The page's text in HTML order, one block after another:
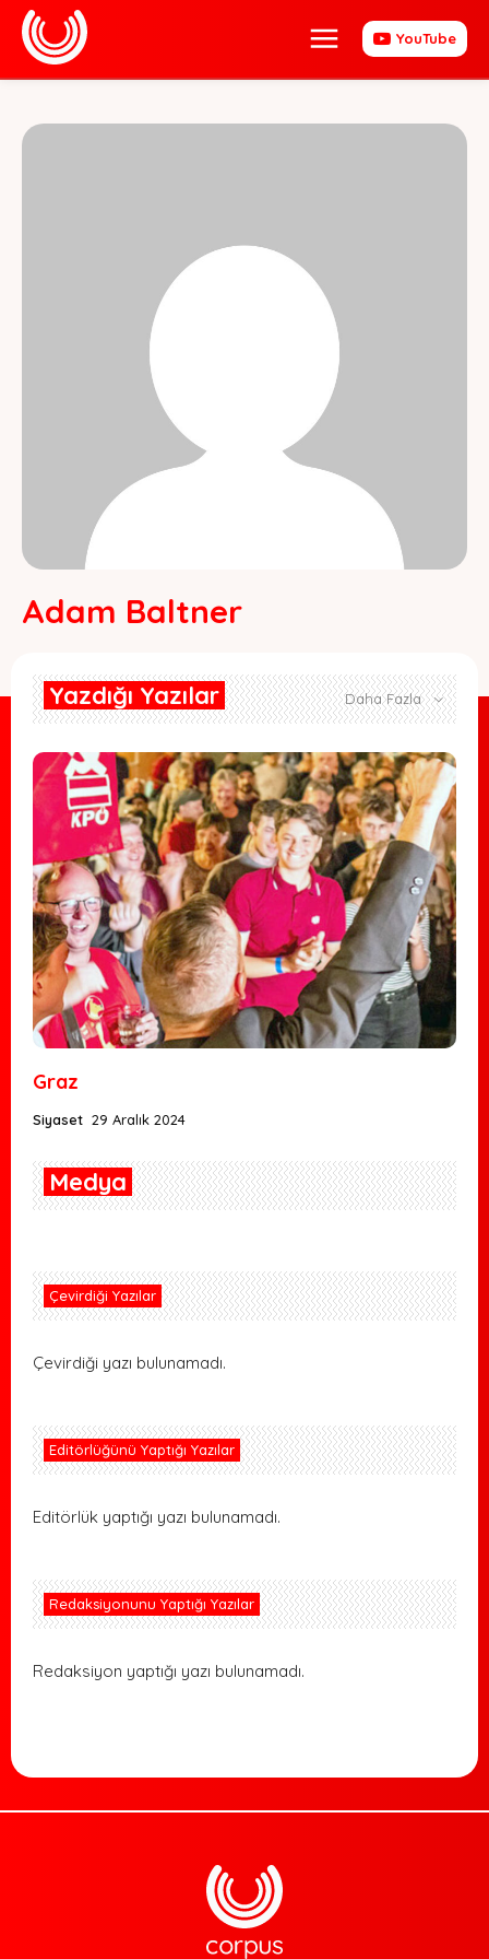
YouTube
Adam Baltner
Yazdığı Yazılar Daha Fazla
Graz
Siyaset 29 Aralık 2024
Medya
Çevirdiği Yazılar
Çevirdiği yazı bulunamadı.
Editörlüğünü Yaptığı Yazılar
Editörlük yaptığı yazı bulunamadı.
Redaksiyonunu Yaptığı Yazılar
Redaksiyon yaptığı yazı bulunamadı.